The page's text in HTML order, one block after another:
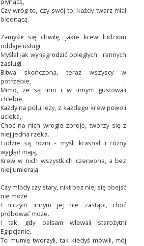
Czy wróg to, czy swój to, każdy twarz miał
blednącą.
Zamyślił się chwilę, jakie krew ludziom
oddaje usługi.
Myślał jak wynagrodzić poległych i rannych
zasługi.
Bitwa skończona, teraz wszyscy w
potrzebie,
Mimo, że są inni i w innym gustowali
chlebie.
Każdy na polu leży, z każdego krew powoli
ucieka,
Choć na nich wrogie zbroje, tworzy się z
niej jedna rzeka.
Ludzie są rożni - myśli krasnal i różny
wygląd mają,
Krew w nich wszystkich czerwona, a bez
niej umierają.
Czy młody czy stary, nikt bez niej się obejść
nie może
I niczym innym jej nie zastąpi, choć
próbować może.
I tak, gdy balsam wlewali starożytni
Egipcjanie,
To mumię tworzyli, tak kiedyś mówili, mój